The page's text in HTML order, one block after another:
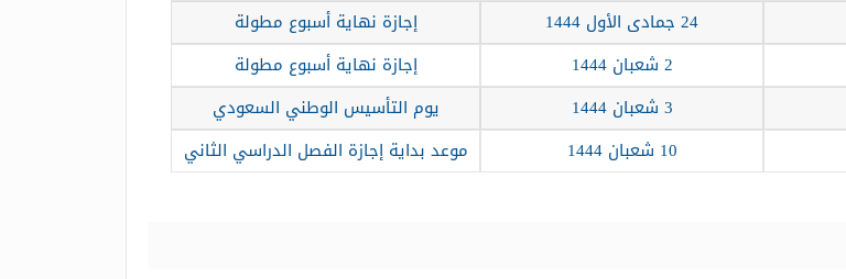
24 جمادى الأول 1444
إجازة نهاية أسبوع مطولة
2 شعبان 1444
إجازة نهاية أسبوع مطولة
3 شعبان 1444
يوم التأسيس الوطني السعودي
10 شعبان 1444 موعد بداية إجازة الفصل الدراسي الثاني